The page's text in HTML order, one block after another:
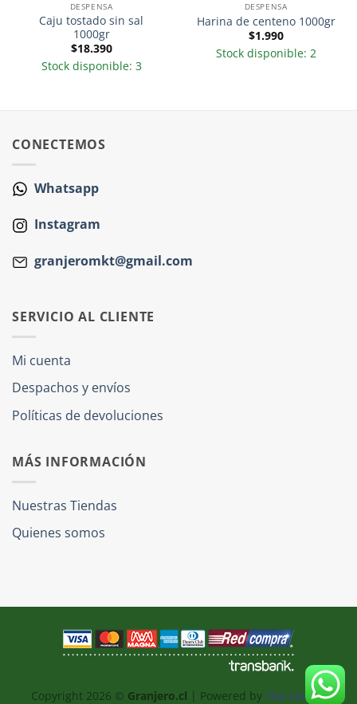
DESPENSA
Caju tostado sin sal
1000gr
$18.390
Stock disponible: 3
DESPENSA
Harina de centeno 1000gr
$1.990
Stock disponible: 2
CONECTEMOS
Whatsapp
Instagram
granjeromkt@gmail.com
SERVICIO AL CLIENTE
Mi cuenta
Despachos y envíos
Políticas de devoluciones
MÁS INFORMACIÓN
Nuestras Tiendas
Quienes somos
Copyright 2026 © Granjero.cl | Powered by The Link IT